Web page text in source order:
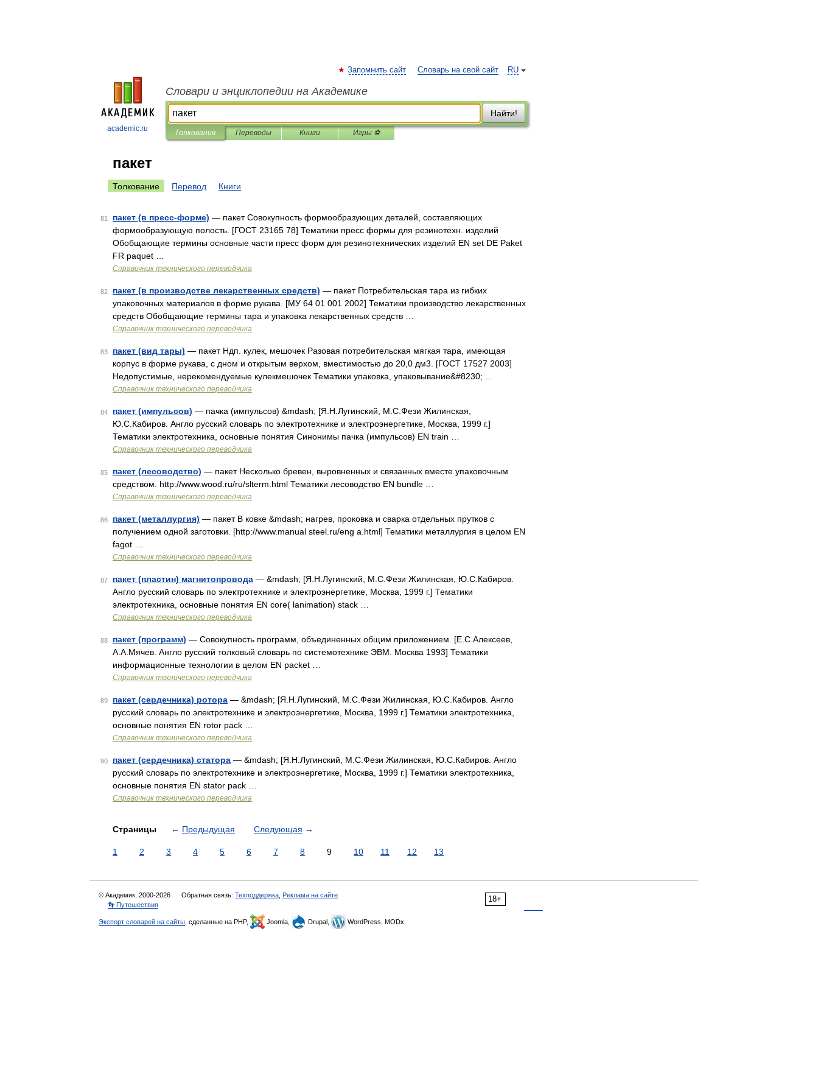
academic.ru
RU
Запомнить сайт Словарь на свой сайт
Словари и энциклопедии на Академике
Найти!
Толкования Переводы Книги Игры ⚽
пакет
Толкование Перевод Книги
81 пакет (в пресс-форме) — пакет Совокупность формообразующих деталей, составляющих
формообразующую полость. [ГОСТ 23165 78] Тематики пресс формы для резинотехн. изделий
Обобщающие термины основные части пресс форм для резинотехнических изделий EN set DE Paket
FR paquet …
Справочник технического переводчика
82 пакет (в производстве лекарственных средств) — пакет Потребительская тара из гибких
упаковочных материалов в форме рукава. [МУ 64 01 001 2002] Тематики производство лекарственных
средств Обобщающие термины тара и упаковка лекарственных средств …
Справочник технического переводчика
83 пакет (вид тары) — пакет Ндп. кулек, мешочек Разовая потребительская мягкая тара, имеющая
корпус в форме рукава, с дном и открытым верхом, вместимостью до 20,0 дм3. [ГОСТ 17527 2003]
Недопустимые, нерекомендуемые кулекмешочек Тематики упаковка, упаковывание&#8230; …
Справочник технического переводчика
84 пакет (импульсов) — пачка (импульсов) &mdash; [Я.Н.Лугинский, М.С.Фези Жилинская,
Ю.С.Кабиров. Англо русский словарь по электротехнике и электроэнергетике, Москва, 1999 г.]
Тематики электротехника, основные понятия Синонимы пачка (импульсов) EN train …
Справочник технического переводчика
85 пакет (лесоводство) — пакет Несколько бревен, выровненных и связанных вместе упаковочным
средством. http://www.wood.ru/ru/slterm.html Тематики лесоводство EN bundle …
Справочник технического переводчика
86 пакет (металлургия) — пакет В ковке &mdash; нагрев, проковка и сварка отдельных прутков с
получением одной заготовки. [http://www.manual steel.ru/eng a.html] Тематики металлургия в целом EN
fagot …
Справочник технического переводчика
87 пакет (пластин) магнитопровода — &mdash; [Я.Н.Лугинский, М.С.Фези Жилинская, Ю.С.Кабиров.
Англо русский словарь по электротехнике и электроэнергетике, Москва, 1999 г.] Тематики
электротехника, основные понятия EN core( lanimation) stack …
Справочник технического переводчика
88 пакет (программ) — Совокупность программ, объединенных общим приложением. [Е.С.Алексеев,
А.А.Мячев. Англо русский толковый словарь по системотехнике ЭВМ. Москва 1993] Тематики
информационные технологии в целом EN packet …
Справочник технического переводчика
89 пакет (сердечника) ротора — &mdash; [Я.Н.Лугинский, М.С.Фези Жилинская, Ю.С.Кабиров. Англо
русский словарь по электротехнике и электроэнергетике, Москва, 1999 г.] Тематики электротехника,
основные понятия EN rotor pack …
Справочник технического переводчика
90 пакет (сердечника) статора — &mdash; [Я.Н.Лугинский, М.С.Фези Жилинская, Ю.С.Кабиров. Англо
русский словарь по электротехнике и электроэнергетике, Москва, 1999 г.] Тематики электротехника,
основные понятия EN stator pack …
Справочник технического переводчика
Страницы ← Предыдущая Следующая →
1 2 3 4 5 6 7 8 9 10 11 12 13
18+
© Академик, 2000-2026 Обратная связь: Техподдержка Реклама на сайте
👣 Путешествия
Экспорт словарей на сайты , сделанные на PHP, Joomla, Drupal, WordPress, MODx.